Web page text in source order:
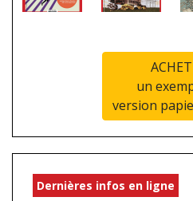
un
version
Dernières infos en ligne